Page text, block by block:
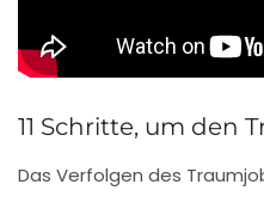
11 Schritte, um den
Das Verfolgen des